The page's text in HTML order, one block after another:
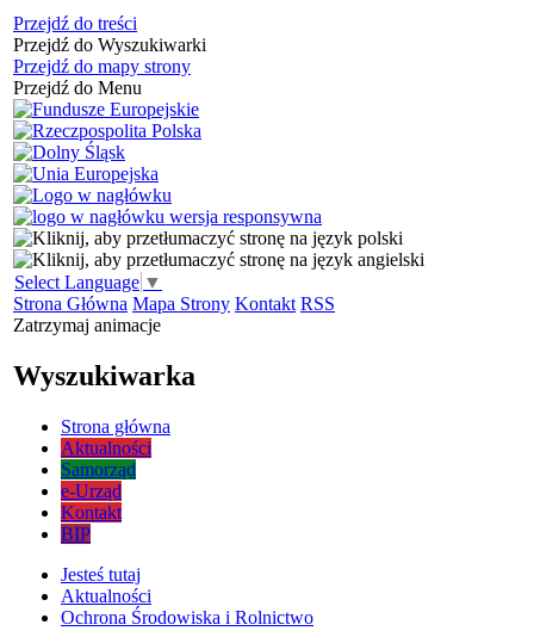
Przejdź do treści
Przejdź do Wyszukiwarki
Przejdź do mapy strony
Przejdź do Menu
Select Language ▼
Strona Główna Mapa Strony Kontakt RSS
Zatrzymaj animacje
Wyszukiwarka
Strona główna
Aktualności
Samorząd
e-Urząd
Kontakt
BIP
Jesteś tutaj
Aktualności
Ochrona Środowiska i Rolnictwo